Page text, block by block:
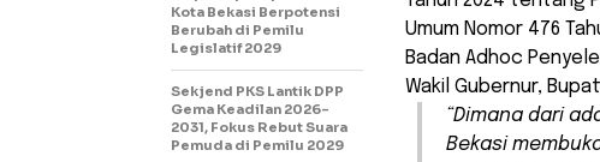
Umum Nomor 476
Badan Adhoc
Wakil Gubernur,
“Dimana dari
Bekasi
Kota Bekasi Berpotensi
Berubah di Pemilu
Legislatif 2029
Sekjend PKS Lantik DPP
Gema Keadilan 2026-
2031, Fokus Rebut Suara
Pemuda di Pemilu 2029